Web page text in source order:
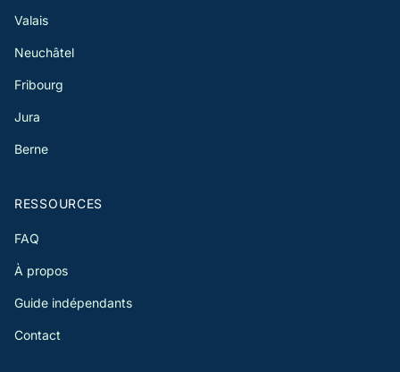
Valais
Neuchâtel
Fribourg
Jura
Berne
RESSOURCES
FAQ
À propos
Guide indépendants
Contact